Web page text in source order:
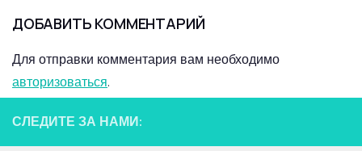
ДОБАВИТЬ КОММЕНТАРИЙ
Для отправки комментария вам необходимо
авторизоваться.
СЛЕДИТЕ ЗА НАМИ: